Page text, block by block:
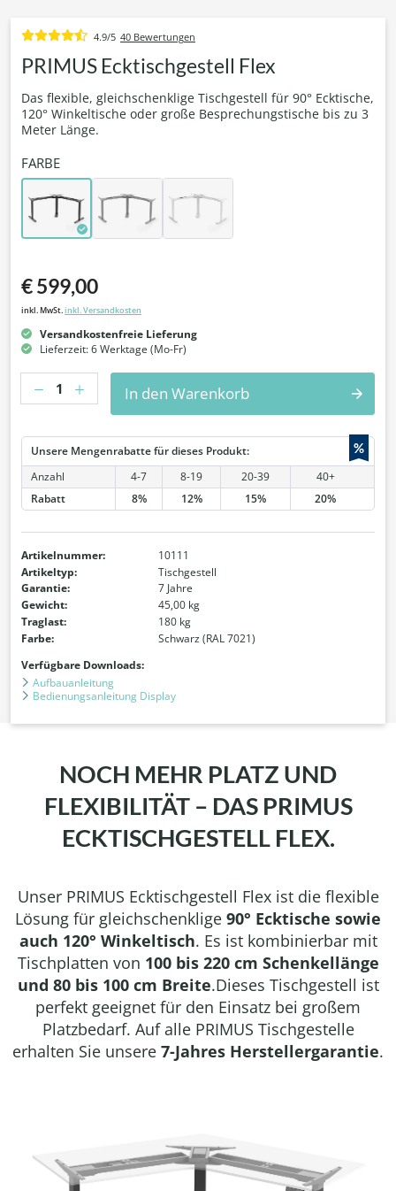
4.9/5 40 Bewertungen
PRIMUS Ecktischgestell Flex
Das flexible, gleichschenklige Tischgestell für 90° Ecktische,
120° Winkeltische oder große Besprechungstische bis zu 3
Meter Länge.
FARBE
€ 599,00
inkl. MwSt.inkl. Versandkosten
Versandkostenfreie Lieferung
Lieferzeit: 6 Werktage (Mo-Fr)
Anzahl
In den Warenkorb
%
Unsere Mengenrabatte für dieses Produkt:
Anzahl
4-7 8-19 20-39
40+
Rabatt
8% 12% 15% 20%
Artikelnummer:
10111
Artikeltyp:
Tischgestell
Garantie:
7 Jahre
Gewicht:
45,00 kg
Traglast:
180 kg
Farbe:
Schwarz (RAL 7021)
Verfügbare Downloads:
Aufbauanleitung
Bedienungsanleitung Display
NOCH MEHR PLATZ UND
FLEXIBILITÄT – DAS PRIMUS
ECKTISCHGESTELL FLEX.
Unser PRIMUS Ecktischgestell Flex ist die flexible
Lösung für gleichschenklige 90° Ecktische sowie
auch 120° Winkeltisch. Es ist kombinierbar mit
Tischplatten von 100 bis 220 cm Schenkellänge
und 80 bis 100 cm Breite.Dieses Tischgestell ist
perfekt geeignet für den Einsatz bei großem
Platzbedarf. Auf alle PRIMUS Tischgestelle
erhalten Sie unsere 7-Jahres Herstellergarantie.